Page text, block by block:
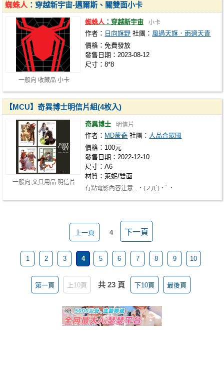
一般向 收藏品 小卡
蜘蛛人 ：穿越新宇宙-邁爾斯、關雙面小卡
蜘蛛人 ：穿越新宇宙 小卡
作者： 日向旗野 社團： 風過天旗．雨過天青
價格：免費發放
發售日期：2023-08-12
尺寸：8*8
一般向 文具用品 明信片
【MCU】奇異博士明信片組(4枚入)
奇異博士 明信片
作者： MD蒙奇 社團： 人品合眾國
價格：100元
發售日期：2022-12-10
尺寸：A6
材質：萊妮/雙面
有點電影內容注意...・(ノД`)・ﾟ・
上一頁 4 下一頁
1 2 3 4 5 6 7 8 9 10
第一頁 上10頁 共 23 頁 下10頁 最後頁